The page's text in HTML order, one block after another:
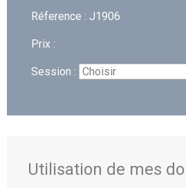
Réference : J1906
Prix :
Session :
Utilisation de mes